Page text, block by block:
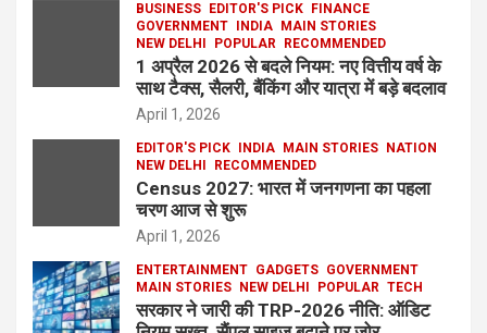
BUSINESS EDITOR'S PICK
FINANCE
GOVERNMENT
INDIA
MAIN STORIES
NEW DELHI
POPULAR RECOMMENDED
1 अप्रैल 2026 से बदले नियम: नए वित्तीय वर्ष के
साथ टैक्स, सैलरी, बैंकिंग और यात्रा में बड़े बदलाव
April 1, 2026
EDITOR'S PICK INDIA MAIN STORIES
NATION
NEW DELHI
RECOMMENDED
Census 2027: भारत में जनगणना का पहला
चरण आज से शुरू
April 1, 2026
ENTERTAINMENT GADGETS GOVERNMENT
MAIN STORIES
NEW DELHI POPULAR TECH
सरकार ने जारी की TRP-2026 नीति: ऑडिट